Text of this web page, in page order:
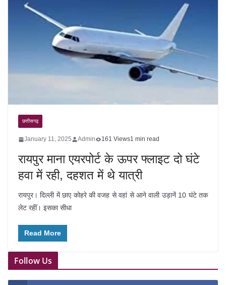
छत्तीसगढ़
January 11, 2025 Admin 161 Views1 min read
रायपुर माना एयरपोर्ट के ऊपर फ्लाइट दो घंटे
हवा में रही, दहशत में थे यात्री
रायपुर। दिल्ली में छाए कोहरे की वजह से वहां से आने वाली उड़ानें 10 घंटे तक
लेट रहीं। इसका सीधा
Read More
Follow Us